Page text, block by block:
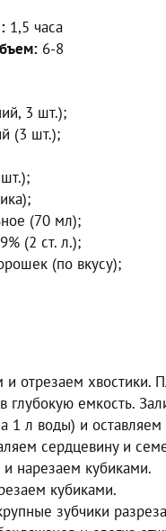
1,5 часа
6-8
3 шт.);
(3 шт.);
(70 мл);
(2 ст. л.);
(по вкусу);
отрезаем хвостики.
глубокую емкость.
1 л воды) и
сердцевину и
нарезаем кубиками.
кубиками.
зубчики